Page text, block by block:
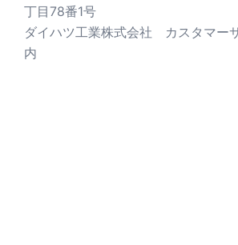
丁目78番1号
ダイハツ工業株式会社 カスタマー
内